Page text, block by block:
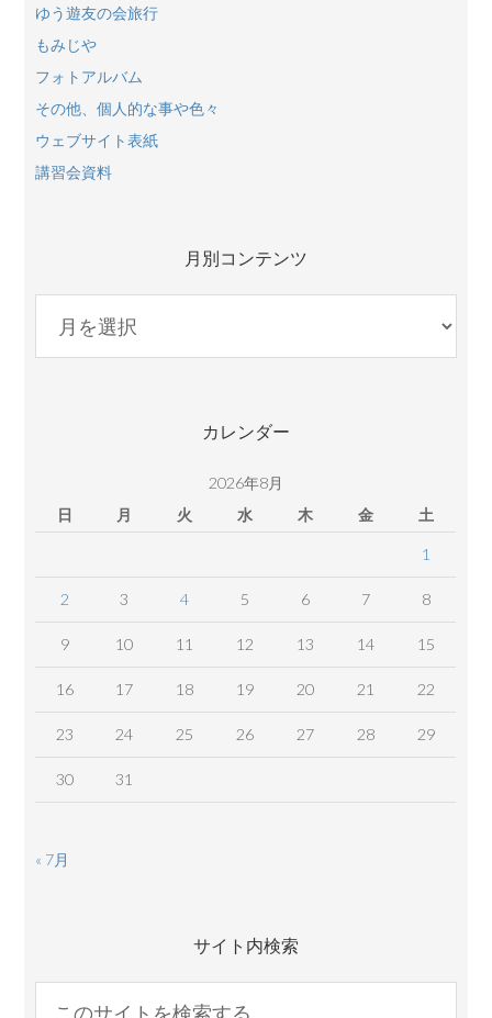
ゆう遊友の会旅行
もみじや
フォトアルバム
その他、個人的な事や色々
ウェブサイト表紙
講習会資料
月別コンテンツ
コ
カレンダー
2026年8月
日
月 火 水 木 金 土
1
2 3 4 5 6 7 8
9 10 11 12 13 14 15
16 17 18 19 20 21 22
23 24 25 26 27 28 29
30 31
« 7月
サイト内検索